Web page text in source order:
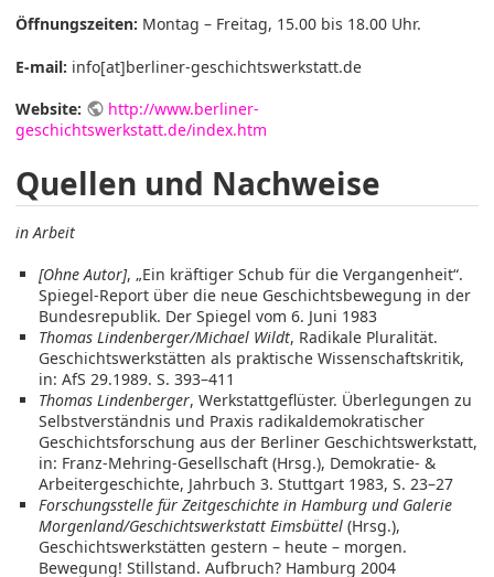
Öffnungszeiten: Montag – Freitag, 15.00 bis 18.00 Uhr.
E-mail: info[at]berliner-geschichtswerkstatt.de
Website:
http://www.berliner-
geschichtswerkstatt.de/index.htm
Quellen und Nachweise
in Arbeit
[Ohne Autor], „Ein kräftiger Schub für die Vergangenheit“.
Spiegel-Report über die neue Geschichtsbewegung in der
Bundesrepublik. Der Spiegel vom 6. Juni 1983
Thomas Lindenberger/Michael Wildt, Radikale Pluralität.
Geschichtswerkstätten als praktische Wissenschaftskritik,
in: AfS 29.1989. S. 393–411
Thomas Lindenberger, Werkstattgeflüster. Überlegungen zu
Selbstverständnis und Praxis radikaldemokratischer
Geschichtsforschung aus der Berliner Geschichtswerkstatt,
in: Franz-Mehring-Gesellschaft (Hrsg.), Demokratie- &
Arbeitergeschichte, Jahrbuch 3. Stuttgart 1983, S. 23–27
Forschungsstelle für Zeitgeschichte in Hamburg und Galerie
Morgenland/Geschichtswerkstatt Eimsbüttel (Hrsg.),
Geschichtswerkstätten gestern – heute – morgen.
Bewegung! Stillstand. Aufbruch? Hamburg 2004